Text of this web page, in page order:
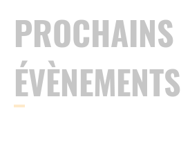
PROCHAINS
ÉVÈNEMENTS